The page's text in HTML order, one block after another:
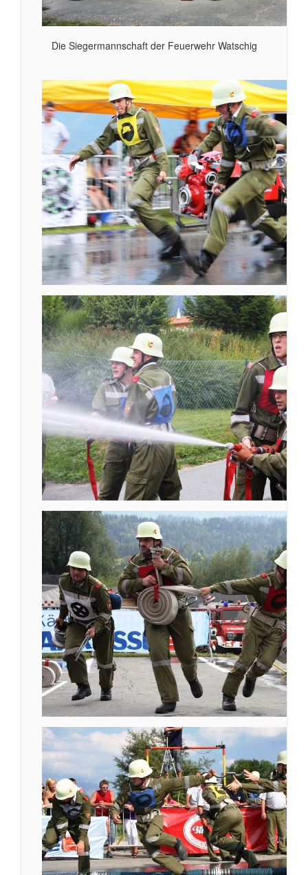
Die Siegermannschaft der Feuerwehr Watschig